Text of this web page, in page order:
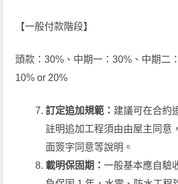
【一般付款階段】
頭款：30%、中期一：30%、中期二
10% or 20%
訂定追加規範： 建議可在合約
註明追加工程須由由屋主同意
面簽字同意等說明。
載明保固期：一般基本應自驗